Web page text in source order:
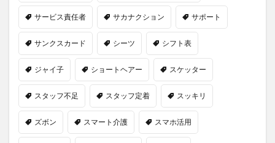
サービス責任者 サカナクション サポート
サンクスカード シーツ シフト表
ジャイ子 ショートヘアー スケッター
スタッフ不足 スタッフ定着 スッキリ
ズボン スマート介護 スマホ活用